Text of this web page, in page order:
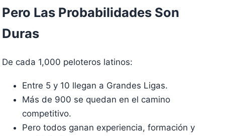
Pero Las Probabilidades Son
Duras
De cada 1,000 peloteros latinos:
Entre 5 y 10 llegan a Grandes Ligas.
Más de 900 se quedan en el camino
competitivo.
Pero todos ganan experiencia, formación y